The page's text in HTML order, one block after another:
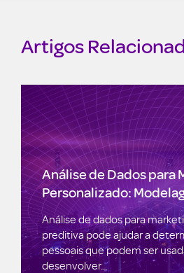
Artigos
Análise de Dados para
Personalizado:
Análise de dados para
preditiva pode ajudar a
pessoais que podem ser
desenvolver...